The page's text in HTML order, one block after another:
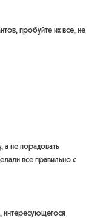
пробуйте их все, не
а не порадовать
все правильно с
интересующегося